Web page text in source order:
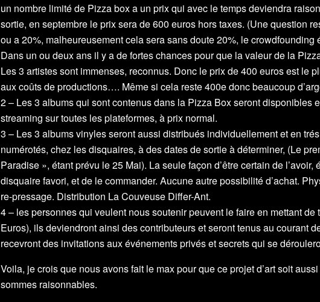
un nombre limité de Pizza box a un prix qui avec le temps deviendra
sortie, en septembre le prix sera de 600 euros hors taxes. (Une question
ou a 20%, malheureusement cela sera sans doute 20%, le
Dans un ou deux ans il y a de fortes chances pour que la valeur de la
Les 3 artistes sont immenses, reconnus. Donc le prix de 400 euros est le
aux coûts de productions…. Même si cela reste 400e donc beaucoup
2 – Les 3 albums qui sont contenus dans la Pizza Box seront disponibles
streaming sur toutes les plateformes, à prix normal.
3 – Les 3 albums vinyles seront aussi distribués individuellement et en
numérotés, chez les disquaires, à des dates de sortie à déterminer, (Le
Paradise », étant prévu le 25 Mai). La seule façon d’être certain de l’avoir,
disquaire favori, et de le commander. Aucune autre possibilité d’achat.
re-pressage. Distribution La Couveuse Differ-Ant.
4 – les personnes qui veulent nous soutenir peuvent le faire en mettant de
Euros), ils deviendront ainsi des contributeurs et seront tenus au courant
recevront des invitations aux événements privés et secrets qui se
Voila, je crois que nous avons fait le max pour que ce projet d’art soit
sommes raisonnables.